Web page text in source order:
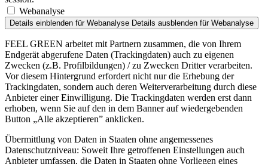
Webanalyse
Details einblenden für Webanalyse Details ausblenden für Webanalyse
FEEL GREEN arbeitet mit Partnern zusammen, die von Ihrem
Endgerät abgerufene Daten (Trackingdaten) auch zu eigenen
Zwecken (z.B. Profilbildungen) / zu Zwecken Dritter verarbeiten.
Vor diesem Hintergrund erfordert nicht nur die Erhebung der
Trackingdaten, sondern auch deren Weiterverarbeitung durch diese
Anbieter einer Einwilligung. Die Trackingdaten werden erst dann
erhoben, wenn Sie auf den in dem Banner auf wiedergebenden
Button „Alle akzeptieren” anklicken.
Übermittlung von Daten in Staaten ohne angemessenes
Datenschutzniveau: Soweit Ihre getroffenen Einstellungen auch
Anbieter umfassen, die Daten in Staaten ohne Vorliegen eines